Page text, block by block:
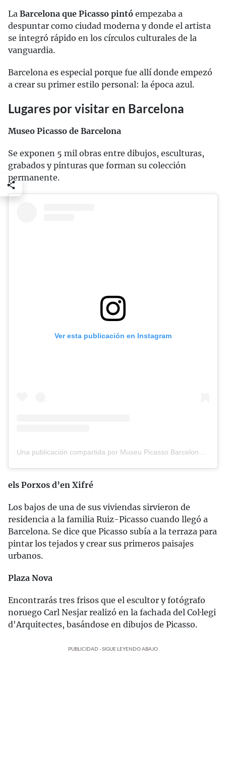
La Barcelona que Picasso pintó empezaba a
despuntar como ciudad moderna y donde el artista
se integró rápido en los círculos culturales de la
vanguardia.
Barcelona es especial porque fue allí donde empezó
a crear su primer estilo personal: la época azul.
Lugares por visitar en Barcelona
Museo Picasso de Barcelona
Se exponen 5 mil obras entre dibujos, esculturas,
grabados y pinturas que forman su colección
permanente.
Ver esta publicación en Instagram
Una publicación compartida por Museu Picasso Barcelona (@museupicasso)
els Porxos d’en Xifré
Los bajos de una de sus viviendas sirvieron de
residencia a la familia Ruiz-Picasso cuando llegó a
Barcelona. Se dice que Picasso subía a la terraza para
pintar los tejados y crear sus primeros paisajes
urbanos.
Plaza Nova
Encontrarás tres frisos que el escultor y fotógrafo
noruego Carl Nesjar realizó en la fachada del Col·legi
d'Arquitectes, basándose en dibujos de Picasso.
PUBLICIDAD - SIGUE LEYENDO ABAJO